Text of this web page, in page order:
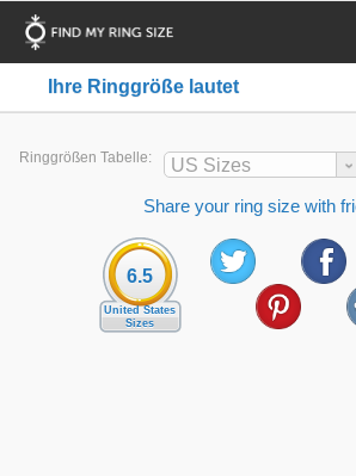
Ihre Ringgröße lautet
Ringgrößen Tabelle: US Sizes
Share your ring size with
6.5
United States
Sizes